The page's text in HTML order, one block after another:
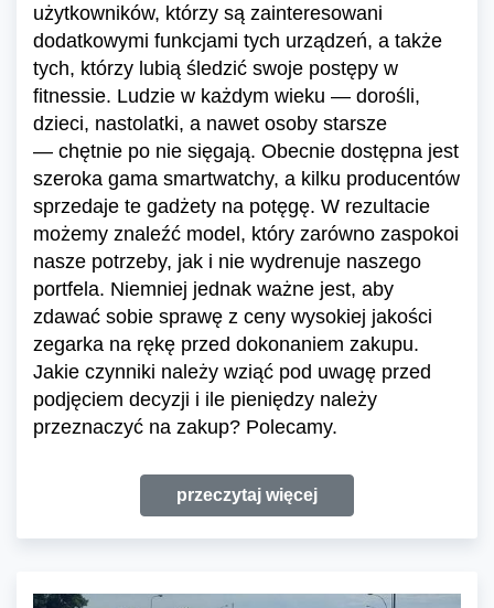
użytkowników, którzy są zainteresowani
dodatkowymi funkcjami tych urządzeń, a także
tych, którzy lubią śledzić swoje postępy w
fitnessie. Ludzie w każdym wieku — dorośli,
dzieci, nastolatki, a nawet osoby starsze
— chętnie po nie sięgają. Obecnie dostępna jest
szeroka gama smartwatchy, a kilku producentów
sprzedaje te gadżety na potęgę. W rezultacie
możemy znaleźć model, który zarówno zaspokoi
nasze potrzeby, jak i nie wydrenuje naszego
portfela. Niemniej jednak ważne jest, aby
zdawać sobie sprawę z ceny wysokiej jakości
zegarka na rękę przed dokonaniem zakupu.
Jakie czynniki należy wziąć pod uwagę przed
podjęciem decyzji i ile pieniędzy należy
przeznaczyć na zakup? Polecamy.
przeczytaj więcej